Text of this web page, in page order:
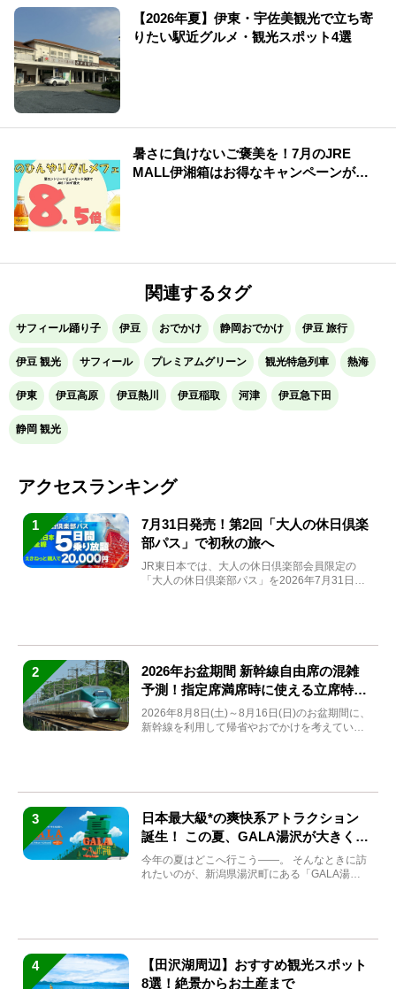
【2026年夏】伊東・宇佐美観光で立ち寄
りたい駅近グルメ・観光スポット4選
暑さに負けないご褒美を！7月のJRE
MALL伊湘箱はお得なキャンペーンが盛
関連するタグ
サフィール踊り子 伊豆 おでかけ 静岡おでかけ 伊豆 旅行
伊豆 観光 サフィール プレミアムグリーン 観光特急列車 熱海
伊東 伊豆高原 伊豆熱川 伊豆稲取 河津 伊豆急下田
静岡 観光
アクセスランキング
1
7月31日発売！第2回「大人の休日倶楽
部パス」で初秋の旅へ
JR東日本では、大人の休日倶楽部会員限定の
「大人の休日倶楽部パス」を2026年7月31日
2
2026年お盆期間 新幹線自由席の混雑
予測！指定席満席時に使える立席特急
券も解説
2026年8月8日(土)～8月16日(日)のお盆期間に、
新幹線を利用して帰省やおでかけを考えている
3
日本最大級*の爽快系アトラクション
誕生！ この夏、GALA湯沢が大きく生
まれ変わる
今年の夏はどこへ行こう――。 そんなときに訪
れたいのが、新潟県湯沢町にある「GALA湯
4
【田沢湖周辺】おすすめ観光スポット
8選！絶景からお土産まで